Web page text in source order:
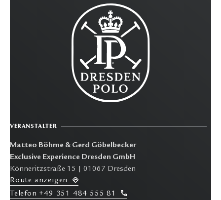
VERANSTALTER
Matteo Böhme & Gerd Göbelbecker
Exclusive Experience Dresden GmbH
Könneritzstraße 15 | 01067 Dresden
Route anzeigen
T elefon +49 351 484 555 81